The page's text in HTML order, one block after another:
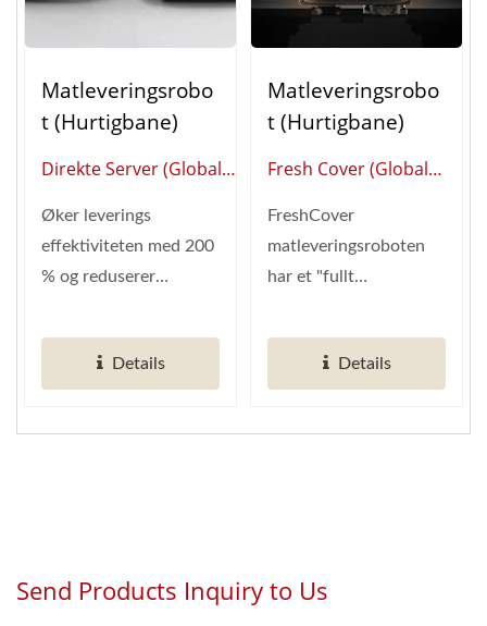
Matleveringsrobo
T (Hurtigbane)
Direkte Server (Global
Restaurantautomatisering)
Øker leverings
effektiviteten med 200
% og reduserer
halvparten, AI-
systemet...Details
Matleveringsrobo
T (Hurtigbane)
Fresh Cover (Global
FreshCover
matleveringsroboten
har et "fullt
beskyttelsesdeksel,"
som sikrer både...
Details